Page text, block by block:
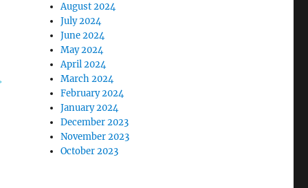
August 2024
July 2024
June 2024
May 2024
April 2024
March 2024
February 2024
January 2024
December 2023
November 2023
October 2023